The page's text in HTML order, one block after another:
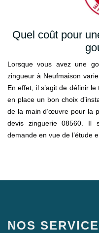
Quel coût pour
Lorsque vous avez une
zingueur à Neufmaison
En effet, il s’agit de définir
en place un bon choix
de la main d’œuvre pour la
devis zinguerie 08560. Il
demande en vue de l’étude
NOS